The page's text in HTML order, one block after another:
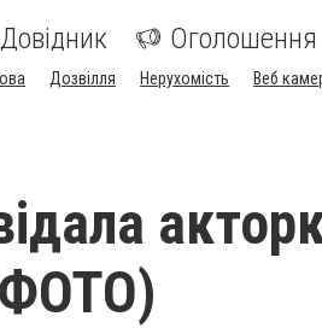
Довідник Оголошення
Дозвілля Нерухомість Веб